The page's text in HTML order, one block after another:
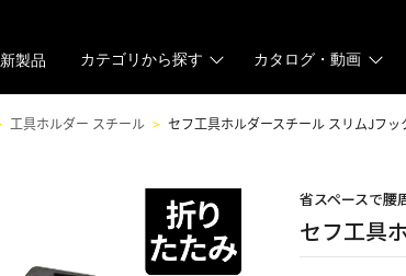
新製品 カテゴリから探す カタログ・動画
工具ホルダー スチール セフ工具ホルダースチール スリムJフッ
省スペースで腰
セフ工具